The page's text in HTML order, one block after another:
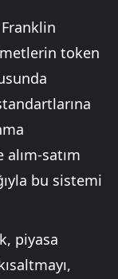
Franklin
token
satım
bu sistemi
piyasa